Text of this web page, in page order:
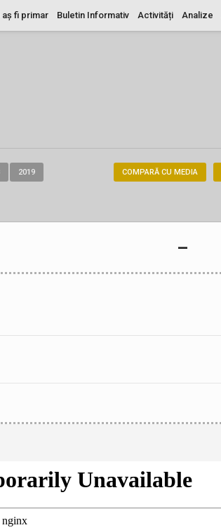
Analize
Activități
Buletin Informativ
aș fi primar
2019 COMPARĂ CU MEDIA
–